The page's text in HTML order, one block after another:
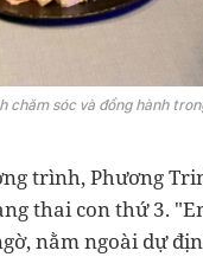
chăm sóc và đồng hành
trình, Phương
thai con thứ 3.
nằm ngoài dự